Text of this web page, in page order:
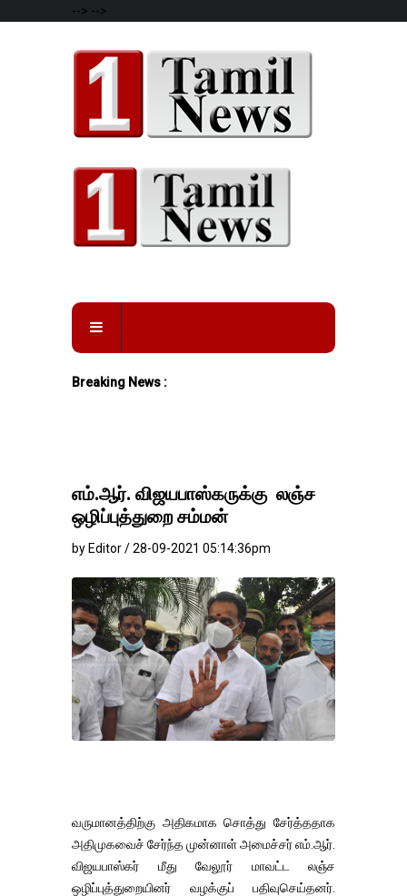
--> -->
Breaking News :
எம்.ஆர். விஜயபாஸ்கருக்கு லஞ்ச
ஒழிப்புத்துறை சம்மன்
by Editor / 28-09-2021 05:14:36pm
வருமானத்திற்கு அதிகமாக சொத்து சேர்த்ததாக
அதிமுகவைச் சேர்ந்த முன்னாள் அமைச்சர் எம்.ஆர்.
விஜயபாஸ்கர் மீது வேலூர் மாவட்ட லஞ்ச
ஒழிப்புத்துறையினர் வழக்குப் பதிவுசெய்தனர்.